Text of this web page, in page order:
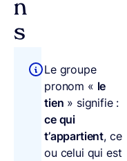
n
s
Le groupe
pronom « le
tien » signifie :
ce qui
t’appartient, ce
ou celui qui est